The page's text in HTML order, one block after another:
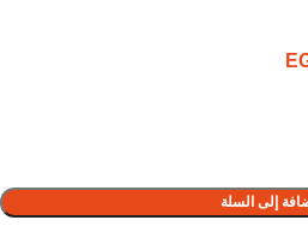
إلى السلة